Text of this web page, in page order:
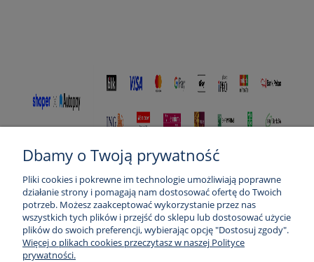
Pomoc
Moje konto
Dbamy o Twoją prywatność
Pliki cookies i pokrewne im technologie umożliwiają poprawne
działanie strony i pomagają nam dostosować ofertę do Twoich
potrzeb. Możesz zaakceptować wykorzystanie przez nas
wszystkich tych plików i przejść do sklepu lub dostosować użycie
plików do swoich preferencji, wybierając opcję "Dostosuj zgody".
Więcej o plikach cookies przeczytasz w naszej Polityce
prywatności.